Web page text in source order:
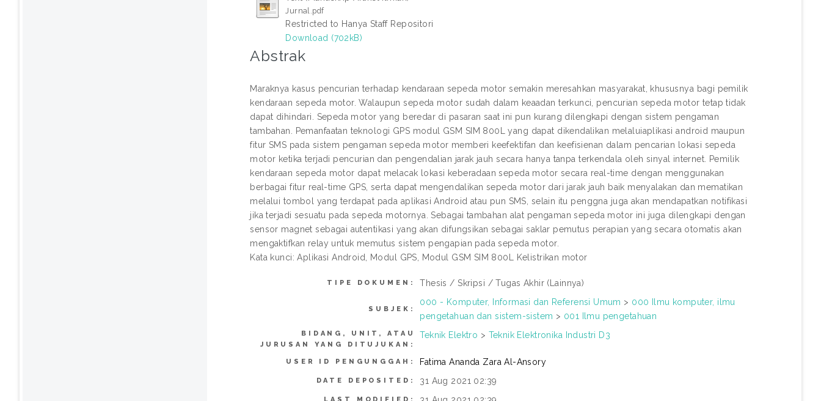
Jurnal.pdf
Restricted to Hanya Staff Repositori
Download (702kB)
Abstrak
Maraknya kasus pencurian terhadap kendaraan sepeda motor semakin meresahkan masyarakat, khususnya bagi pemilik
kendaraan sepeda motor. Walaupun sepeda motor sudah dalam keaadan terkunci, pencurian sepeda motor tetap tidak
dapat dihindari. Sepeda motor yang beredar di pasaran saat ini pun kurang dilengkapi dengan sistem pengaman
tambahan. Pemanfaatan teknologi GPS modul GSM SIM 800L yang dapat dikendalikan melaluiaplikasi android maupun
fitur SMS pada sistem pengaman sepeda motor memberi keefektifan dan keefisienan dalam pencarian lokasi sepeda
motor ketika terjadi pencurian dan pengendalian jarak jauh secara hanya tanpa terkendala oleh sinyal internet. Pemilik
kendaraan sepeda motor dapat melacak lokasi keberadaan sepeda motor secara real-time dengan menggunakan
berbagai fitur real-time GPS, serta dapat mengendalikan sepeda motor dari jarak jauh baik menyalakan dan mematikan
melalui tombol yang terdapat pada aplikasi Android atau pun SMS, selain itu penggna juga akan mendapatkan notifikasi
jika terjadi sesuatu pada sepeda motornya. Sebagai tambahan alat pengaman sepeda motor ini juga dilengkapi dengan
sensor magnet sebagai autentikasi yang akan difungsikan sebagai saklar pemutus perapian yang secara otomatis akan
mengaktifkan relay untuk memutus sistem pengapian pada sepeda motor.
Kata kunci: Aplikasi Android, Modul GPS, Modul GSM SIM 800L Kelistrikan motor
TIPE DOKUMEN: Thesis / Skripsi / Tugas Akhir (Lainnya)
SUBJEK:
000 - Komputer, Informasi dan Referensi Umum > 000 Ilmu komputer, ilmu
pengetahuan dan sistem-sistem > 001 Ilmu pengetahuan
BIDANG, UNIT, ATAU
JURUSAN YANG DITUJUKAN:
Teknik Elektro > Teknik Elektronika Industri D3
USER ID PENGUNGGAH: Fatima Ananda Zara Al-Ansory
DATE DEPOSITED: 31 Aug 2021 02:39